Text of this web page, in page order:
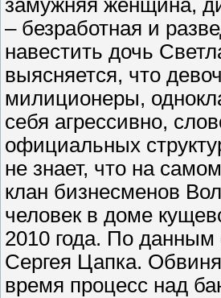
замужняя женщина,
– безработная и
навестить дочь
выясняется, что
милиционеры,
себя агрессивно,
официальных
не знает, что на
клан бизнесменов
человек в доме
2010 года. По
Сергея Цапка.
время процесс над